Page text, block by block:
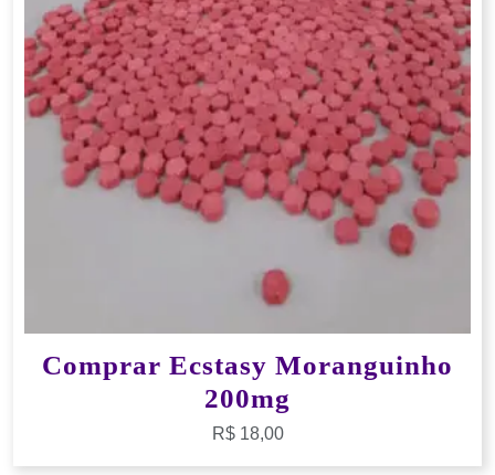
Comprar Ecstasy Moranguinho
200mg
R$18,00